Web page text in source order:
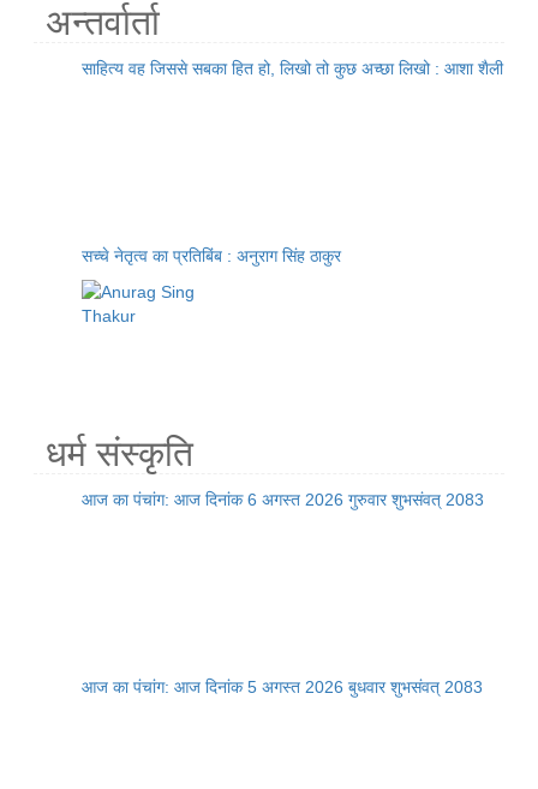
अन्तर्वार्ता
साहित्य वह जिससे सबका हित हो, लिखो तो कुछ अच्छा लिखो : आशा शैली
सच्चे नेतृत्व का प्रतिबिंब : अनुराग सिंह ठाकुर
धर्म संस्कृति
आज का पंचांग: आज दिनांक 6 अगस्त 2026 गुरुवार शुभसंवत् 2083
आज का पंचांग: आज दिनांक 5 अगस्त 2026 बुधवार शुभसंवत् 2083